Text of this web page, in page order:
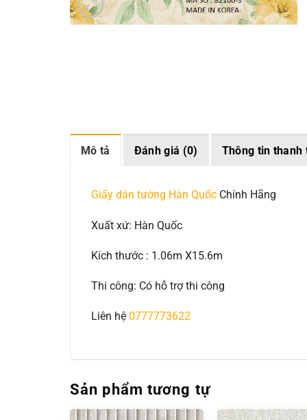
Mô tả Đánh giá (0) Thông tin thanh
Giấy dán tường Hàn Quốc Chính Hãng
Xuất xứ: Hàn Quốc
Kích thước : 1.06m X15.6m
Thi công: Có hỗ trợ thi công
Liên hệ 0777773622
Sản phẩm tương tự